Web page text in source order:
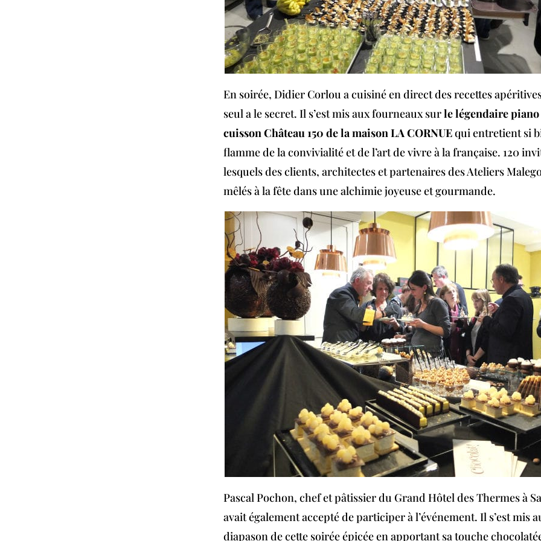
En soirée, Didier Corlou a cuisiné en direct des recettes
seul a le secret. Il s’est mis aux fourneaux surle légendaire piano
cuisson Château 150 de la maison LA CORNUEqui entretient si
flamme de la convivialité et de l’art de vivre à la française. 120
lesquels des clients, architectes et partenaires des Ateliers
mêlés à la fête dans une alchimie joyeuse et gourmande.
Pascal Pochon, chef et pâtissier du Grand Hôtel des Thermes à
avait également accepté de participer à l’événement. Il s’est mis
diapason de cette soirée épicée en apportant sa touche